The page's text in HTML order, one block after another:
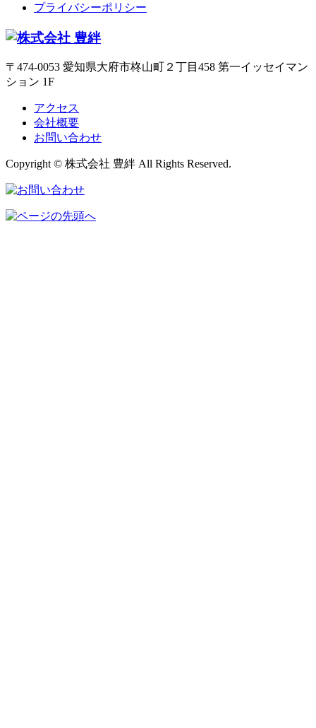
プライバシーポリシー
〒474-0053 愛知県大府市柊山町２丁目458 第一イッセイマン
ション 1F
アクセス
会社概要
お問い合わせ
Copyright © 株式会社 豊絆 All Rights Reserved.